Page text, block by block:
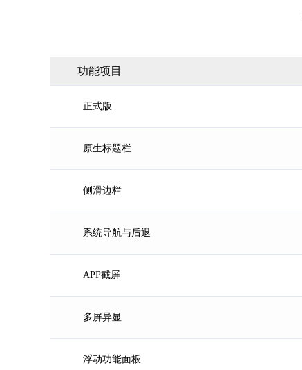
功能项目
正式版
原生标题栏
侧滑边栏
系统导航与后退
APP截屏
多屏异显
浮动功能面板